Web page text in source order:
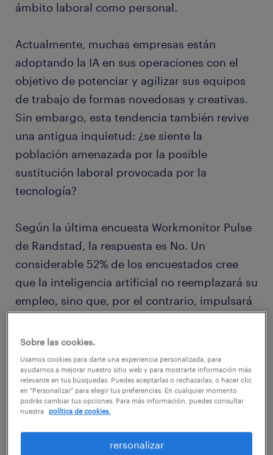
ámbito laboral como personal.
Actualmente, muchas empresas están
adoptando la IA en sus operaciones con el
objetivo de potenciar y agilizar sus equipos
de trabajo de formas novedosas y creativas.
Sin embargo, esta tendencia también revive
una antigua inquietud: ¿se siente la
población amenazada por la posible
sustitución laboral provocada por la
tecnología?
Según la última encuesta Workmonitor Pulse
de Randstad, la respuesta es No. Un
considerable 52% de los encuestados cree
que la inteligencia artificial no reemplazará su
empleo, sino que, por el contrario, impulsará
oportunidades de ascenso. Este optimismo
se refleja en elaumento significativo de
ofertas de trabajoque buscan habilidades en
IA, con un sorprendente incremento del
2.000% desde marzo, según el seguimiento
realizado por Randstad.
Sobre las cookies.
Usamos cookies para darte una experiencia personalizada, para
ayudarnos a mejorar nuestro sitio web y para mostrarte información más
relevante en tus búsquedas. Puedes aceptarlas o rechazarlas, o hacer clic
en "Personalizar" para elegir tus preferencias. En cualquier momento
podrás cambiar tus opciones. Para más información, puedes consultar
nuestra
política de cookies.
rersonalizar